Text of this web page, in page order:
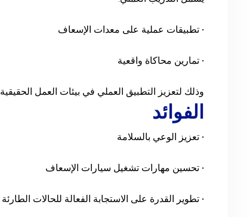
• تطبيقات عملية على معدات الإسعاف
• تمارين محاكاة واقعية
وذلك لتعزيز التطبيق العملي في بيئات العمل الحقيقية.
الفوائد
• تعزيز الوعي بالسلامة
• تحسين مهارات تشغيل سيارات الإسعاف
• تطوير القدرة على الاستجابة الفعالة للحالات الطارئة